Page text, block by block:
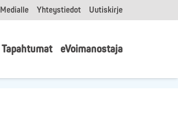
Medialle Yhteystiedot Uutiskirje
Tapahtumat eVoimanostaja